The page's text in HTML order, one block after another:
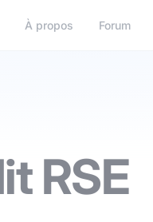
À propos Forum
RSE